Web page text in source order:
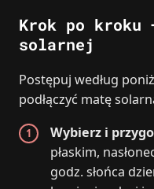
Krok po kroku
solarnej
Postępuj według
podłączyć matę
Wybierz i
płaskim,
godz. słońca